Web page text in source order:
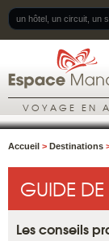
VOYAGE EN
Accueil > Destinations
GUIDE
Les conseils